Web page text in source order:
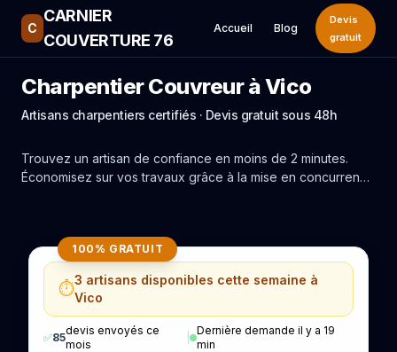
C
CARNIER
COUVERTURE 76
Accueil Blog
Devis
gratuit
Charpentier Couvreur à Vico
Artisans charpentiers certifiés · Devis gratuit sous 48h
Trouvez un artisan de confiance en moins de 2 minutes.
Économisez sur vos travaux grâce à la mise en concurrence
100% GRATUIT
⏱️3 artisans disponibles cette semaine à
Vico
✅85
devis envoyés ce
mois
Dernière demande il y a 19
min